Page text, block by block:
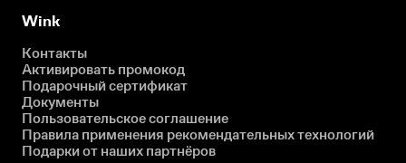
Wink
Контакты
Активировать промокод
Подарочный сертификат
Документы
Пользовательское соглашение
Правила применения рекомендательных технологий
Подарки от наших партнёров